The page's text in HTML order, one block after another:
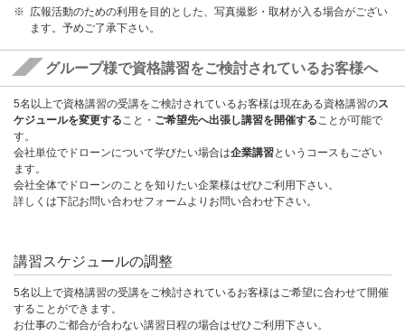
広報活動のための利用を目的とした、写真撮影・取材が入る場合がござい
ます。予めご了承下さい。
グループ様で資格講習をご検討されているお客様へ
5名以上で資格講習の受講をご検討されているお客様は現在ある資格講習のス
ケジュールを変更すること・ ご希望先へ出張し講習を開催することが可能で
す。
会社単位でドローンについて学びたい場合は企業講習というコースもござい
ます。
会社全体でドローンのことを知りたい企業様はぜひご利用下さい。
詳しくは下記お問い合わせフォームよりお問い合わせ下さい。
講習スケジュールの調整
5名以上で資格講習の受講をご検討されているお客様はご希望に合わせて開催
することができます。
お仕事のご都合が合わない講習日程の場合はぜひご利用下さい。